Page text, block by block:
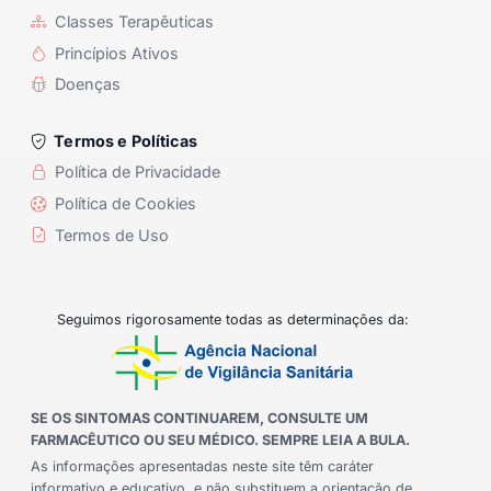
Classes Terapêuticas
Princípios Ativos
Doenças
Termos e Políticas
Política de Privacidade
Política de Cookies
Termos de Uso
Seguimos rigorosamente todas as determinações da:
SE OS SINTOMAS CONTINUAREM, CONSULTE UM
FARMACÊUTICO OU SEU MÉDICO. SEMPRE LEIA A BULA.
As informações apresentadas neste site têm caráter
informativo e educativo, e não substituem a orientação de